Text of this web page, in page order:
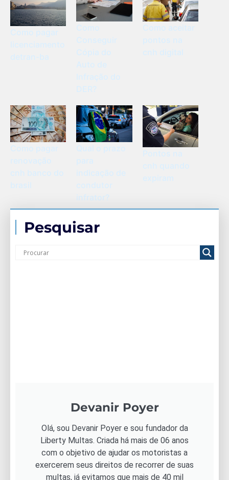
infrator?
Pesquisar
Devanir Poyer
Olá, sou Devanir Poyer e sou fundador da
Liberty Multas. Criada há mais de 06 anos
com o objetivo de ajudar os motoristas a
exercerem seus direitos de recorrer de suas
multas, já evitamos que mais de 40 mil